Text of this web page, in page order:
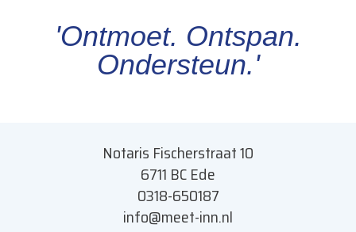
'Ontmoet. Ontspan.
Ondersteun.'
Notaris Fischerstraat 10
6711 BC Ede
0318-650187
info@meet-inn.nl